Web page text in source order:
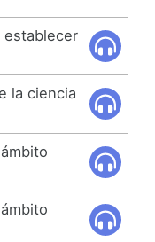
establecer
la ciencia